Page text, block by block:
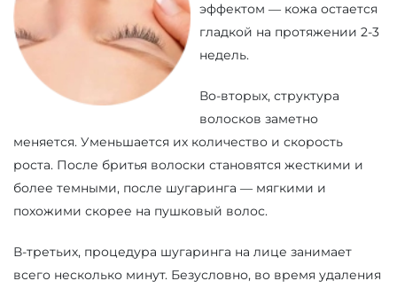
эффектом — кожа остается
гладкой на протяжении 2-3
недель.
Во-вторых, структура
волосков заметно
меняется. Уменьшается их количество и скорость
роста. После бритья волоски становятся жесткими и
более темными, после шугаринга — мягкими и
похожими скорее на пушковый волос.
В-третьих, процедура шугаринга на лице занимает
всего несколько минут. Безусловно, во время удаления